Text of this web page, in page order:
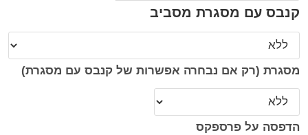
קנבס עם מסגרת מסביב
מסגרת (רק אם נבחרה אפשרות של קנבס עם מסגרת)
הדפסה על פרספקס